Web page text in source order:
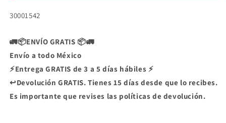
SKU:
30001542
🚛📦ENVÍO GRATIS 📦🚛
Envío a todo México
⚡Entrega GRATIS de 3 a 5 días hábiles ⚡
↩️Devolución GRATIS. Tienes 15 días desde que lo recibes.
Es importante que revises las políticas de devolución.